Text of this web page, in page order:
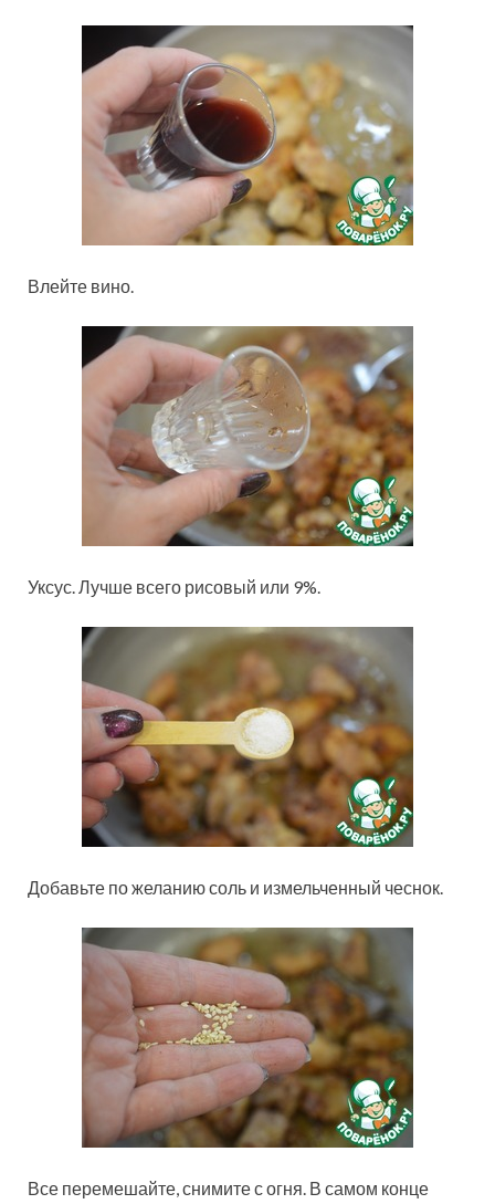
Влейте вино.
Уксус. Лучше всего рисовый или 9%.
Добавьте по желанию соль и измельченный чеснок.
Все перемешайте, снимите с огня. В самом конце